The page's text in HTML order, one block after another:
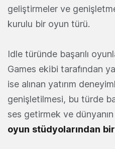
geliştirmeler ve
kurulu bir oyun türü.
Idle türünde başarılı
Games ekibi tarafından
ise alınan yatırım
genişletilmesi, bu türde
ses getirmek ve
oyun stüdyolarından